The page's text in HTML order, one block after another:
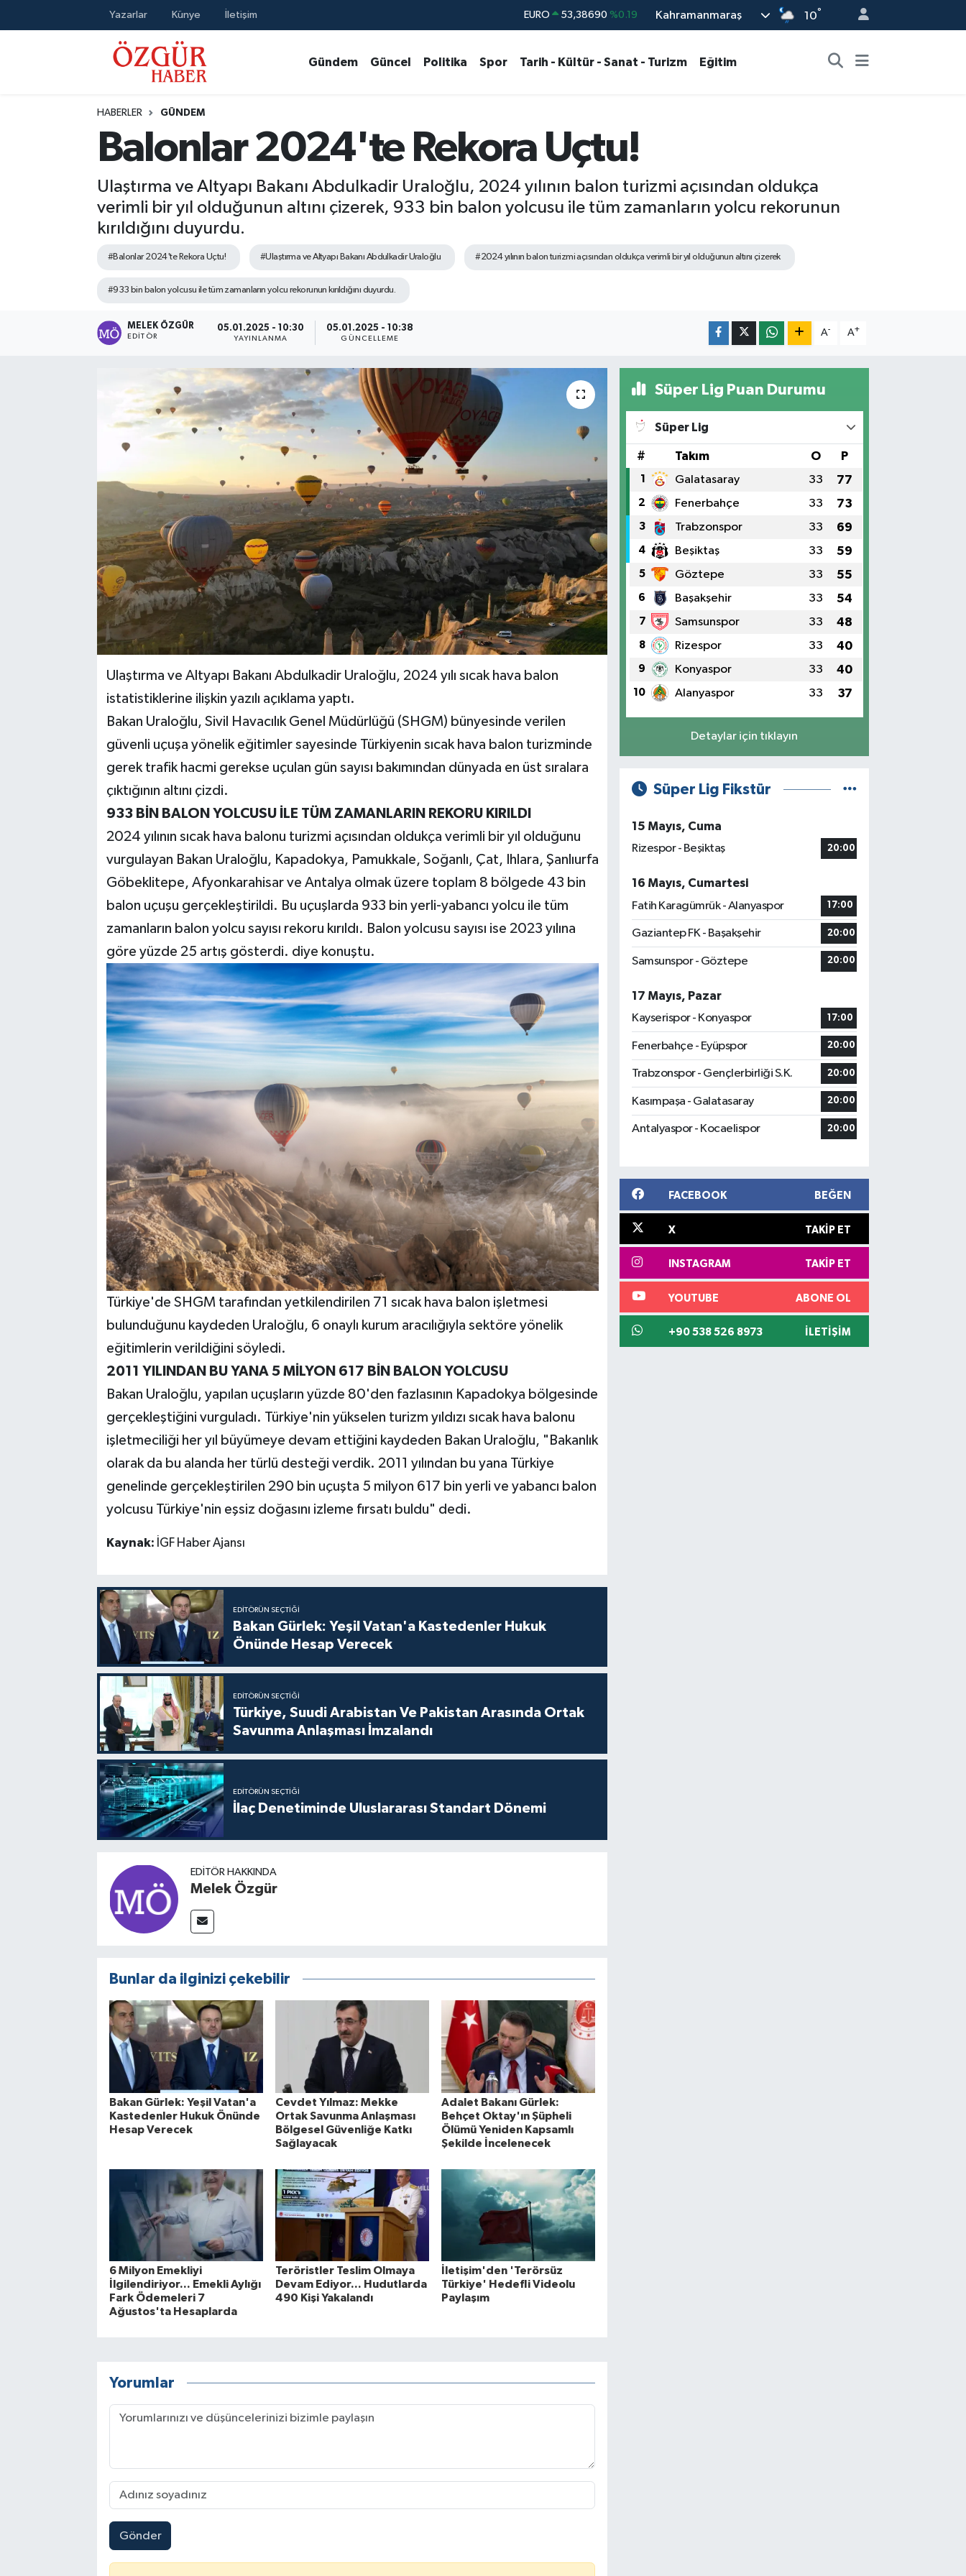
Yazarlar Künye İletişim STERLİN 61,60380 %0.18
BİST100 14.598,00 %0
EURO 53,38690
Kahramanmaraş 10°
Gündem Güncel Politika Spor Tarih - Kültür - Sanat - Turizm Eğitim
HABERLER GÜNDEM
Balonlar 2024'te Rekora Uçtu!
Ulaştırma ve Altyapı Bakanı Abdulkadir Uraloğlu, 2024 yılının balon turizmi açısından oldukça
verimli bir yıl olduğunun altını çizerek, 933 bin balon yolcusu ile tüm zamanların yolcu rekorunun
kırıldığını duyurdu.
#Balonlar 2024'te Rekora Uçtu! #Ulaştırma ve Altyapı Bakanı Abdulkadir Uraloğlu #2024 yılının balon turizmi açısından oldukça verimli bir yıl olduğunun altını çizerek
#933 bin balon yolcusu ile tüm zamanların yolcu rekorunun kırıldığını duyurdu.
MELEK ÖZGÜR
EDITÖR
05.01.2025 - 10:30
YAYINLANMA
05.01.2025 - 10:38
GÜNCELLEME
A- A+
Ulaştırma ve Altyapı Bakanı Abdulkadir Uraloğlu, 2024 yılı sıcak hava balon
istatistiklerine ilişkin yazılı açıklama yaptı.
Bakan Uraloğlu, Sivil Havacılık Genel Müdürlüğü (SHGM) bünyesinde verilen
güvenli uçuşa yönelik eğitimler sayesinde Türkiyenin sıcak hava balon turizminde
gerek trafik hacmi gerekse uçulan gün sayısı bakımından dünyada en üst sıralara
çıktığının altını çizdi.
933 BİN BALON YOLCUSU İLE TÜM ZAMANLARIN REKORU KIRILDI
2024 yılının sıcak hava balonu turizmi açısından oldukça verimli bir yıl olduğunu
vurgulayan Bakan Uraloğlu, Kapadokya, Pamukkale, Soğanlı, Çat, Ihlara, Şanlıurfa
Göbeklitepe, Afyonkarahisar ve Antalya olmak üzere toplam 8 bölgede 43 bin
balon uçuşu gerçekleştirildi. Bu uçuşlarda 933 bin yerli-yabancı yolcu ile tüm
zamanların balon yolcu sayısı rekoru kırıldı. Balon yolcusu sayısı ise 2023 yılına
göre yüzde 25 artış gösterdi. diye konuştu.
Türkiye'de SHGM tarafından yetkilendirilen 71 sıcak hava balon işletmesi
bulunduğunu kaydeden Uraloğlu, 6 onaylı kurum aracılığıyla sektöre yönelik
eğitimlerin verildiğini söyledi.
2011 YILINDAN BU YANA 5 MİLYON 617 BİN BALON YOLCUSU
Bakan Uraloğlu, yapılan uçuşların yüzde 80'den fazlasının Kapadokya bölgesinde
gerçekleştiğini vurguladı. Türkiye'nin yükselen turizm yıldızı sıcak hava balonu
işletmeciliği her yıl büyümeye devam ettiğini kaydeden Bakan Uraloğlu, "Bakanlık
olarak da bu alanda her türlü desteği verdik. 2011 yılından bu yana Türkiye
genelinde gerçekleştirilen 290 bin uçuşta 5 milyon 617 bin yerli ve yabancı balon
yolcusu Türkiye'nin eşsiz doğasını izleme fırsatı buldu" dedi.
Kaynak: İGF Haber Ajansı
EDITÖRÜN SEÇTIĞI
Bakan Gürlek: Yeşil Vatan'a Kastedenler Hukuk
Önünde Hesap Verecek
EDITÖRÜN SEÇTIĞI
Türkiye, Suudi Arabistan Ve Pakistan Arasında Ortak
Savunma Anlaşması İmzalandı
EDITÖRÜN SEÇTIĞI
İlaç Denetiminde Uluslararası Standart Dönemi
EDITÖR HAKKINDA
Melek Özgür
Bunlar da ilginizi çekebilir
Bakan Gürlek: Yeşil Vatan'a
Kastedenler Hukuk Önünde
Hesap Verecek
Cevdet Yılmaz: Mekke
Ortak Savunma Anlaşması
Bölgesel Güvenliğe Katkı
Sağlayacak
Adalet Bakanı Gürlek:
Behçet Oktay'ın Şüpheli
Ölümü Yeniden Kapsamlı
Şekilde İncelenecek
6 Milyon Emekliyi
İlgilendiriyor... Emekli Aylığı
Fark Ödemeleri 7
Ağustos'ta Hesaplarda
Teröristler Teslim Olmaya
Devam Ediyor... Hudutlarda
490 Kişi Yakalandı
İletişim'den 'Terörsüz
Türkiye' Hedefli Videolu
Paylaşım
Yorumlar
Gönder
Süper Lig Puan Durumu
Süper Lig
# Takım O P
1 Galatasaray 33 77
2 Fenerbahçe 33 73
3 Trabzonspor 33 69
4 Beşiktaş 33 59
5 Göztepe 33 55
6 Başakşehir 33 54
7 Samsunspor 33 48
8 Rizespor 33 40
9 Konyaspor 33 40
10 Alanyaspor 33 37
Detaylar için tıklayın
Süper Lig Fikstür
15 Mayıs, Cuma
Rizespor - Beşiktaş
20:00
16 Mayıs, Cumartesi
Fatih Karagümrük - Alanyaspor
17:00
Gaziantep FK - Başakşehir 20:00
Samsunspor - Göztepe 20:00
17 Mayıs, Pazar
Kayserispor - Konyaspor
17:00
Fenerbahçe - Eyüpspor 20:00
Trabzonspor - Gençlerbirliği S.K. 20:00
Kasımpaşa - Galatasaray 20:00
Antalyaspor - Kocaelispor 20:00
FACEBOOK BEĞEN
X TAKIP ET
INSTAGRAM TAKIP ET
YOUTUBE ABONE OL
+90 538 526 8973 İLETIŞIM
MODA - GÜZELLİK
Tarih - Kültür - Sanat - Turizm
Nöbetçi Eczaneler
Trafik Durumu
Süper Lig Puan Durumu ve Fikstür
Tüm Manşetler